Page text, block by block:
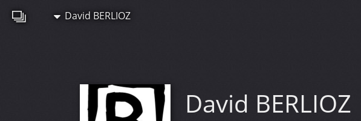
David BERLIOZ
David BERLIOZ